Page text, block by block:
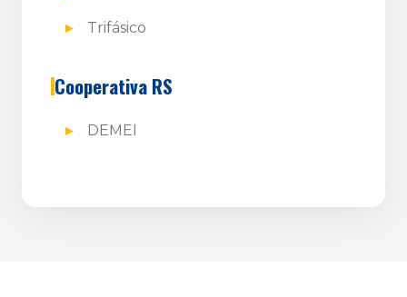
Trifásico
Cooperativa RS
DEMEI